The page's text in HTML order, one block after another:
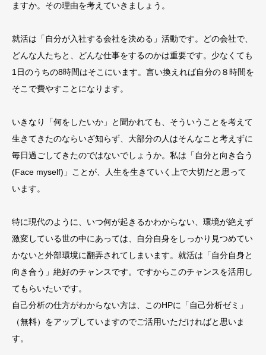
ますか。その理由を考えていきましょう。
就活は「自分が入社する会社を決める」活動です。どの会社で、
どんな人たちと、どんな仕事をするのかは重要です。少なくても
1日のうちの8時間はそこにいます。言い換えれば自分の８時間を
そこで費やすことになります。
いきなり「何をしたいか」と聞かれても、そういうことを考えて
生きてきたのならいざ知らず、大部分の人はそんなこと考えずに
毎日過ごしてきたのではないでしょうか。私は「自分と向き合う
(Face myself)」ことが、人生を生きていく上で大切だと思って
います。
特に現代のように、いつ何が起きるかわからない、環境が絶えず
激変している世の中にあっては、自分自身をしっかり見つめてい
かないと外部環境に翻弄されてしまいます。就活は「自分自身と
向き合う」絶好のチャンスです。ですからこのチャンスを活用し
てもらいたいです。
自己分析の仕方がわからない方は、このHPに「自己分析ゼミ」
（無料）をアップしていますのでご活用いただければと思いま
す。